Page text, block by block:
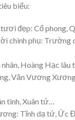
biểu:
đẹp: Cổ phong,
chinh phụ: Trường
Hoàng Hạc lâu
Văn Vương
tình, Xuân tứ…
Tĩnh dạ tứ, Ức